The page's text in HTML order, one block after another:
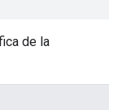
de la